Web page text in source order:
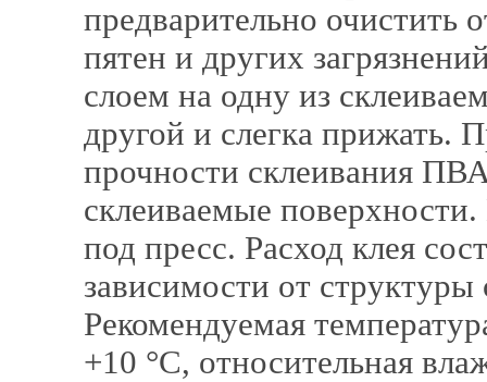
предварительно
пятен и других
слоем на одну из
другой и слегка прижать.
прочности склеивания
склеиваемые
под пресс. Расход клея
зависимости от
Рекомендуемая
+10 °C, относительная